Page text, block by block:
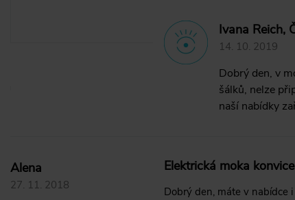
Ivana Reich,
14. 10. 2019
Dobrý den, v
šálků, nelze
naší nabídky
Alena
27. 11. 2018
Elektrická moka
Dobrý den, máte v nabídce